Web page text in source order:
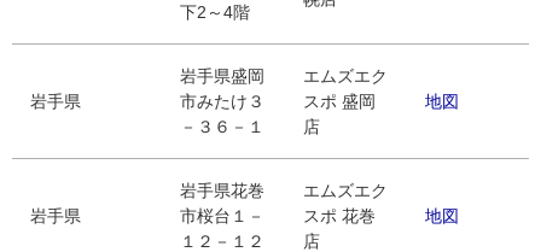
下2～4階
岩手県
岩手県盛岡
市みたけ３
－３６－１
エムズエク
スポ 盛岡
店
地図
岩手県
岩手県花巻
市桜台１－
１２－１２
エムズエク
スポ 花巻
店
地図